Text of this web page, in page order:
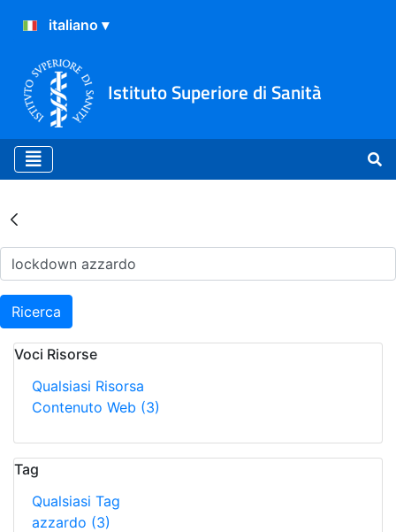
Istituto Superiore di Sanità
Risultati della Ricerca -
Ricerca
Voci Risorse
Qualsiasi Risorsa
Contenuto Web (3)
Tag
Qualsiasi Tag
azzardo (3)